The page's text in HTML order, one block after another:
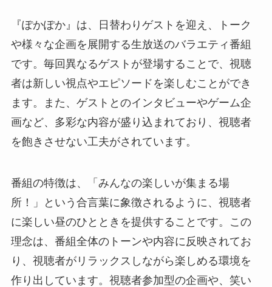
『ぽかぽか』は、日替わりゲストを迎え、トーク
や様々な企画を展開する生放送のバラエティ番組
です。毎回異なるゲストが登場することで、視聴
者は新しい視点やエピソードを楽しむことができ
ます。また、ゲストとのインタビューやゲーム企
画など、多彩な内容が盛り込まれており、視聴者
を飽きさせない工夫がされています。
番組の特徴は、「みんなの楽しいが集まる場
所！」という合言葉に象徴されるように、視聴者
に楽しい昼のひとときを提供することです。この
理念は、番組全体のトーンや内容に反映されてお
り、視聴者がリラックスしながら楽しめる環境を
作り出しています。視聴者参加型の企画や、笑い